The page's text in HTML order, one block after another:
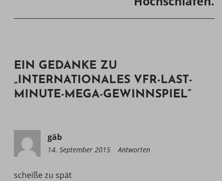
EIN GEDANKE ZU
„INTERNATIONALES VFR-LAST-
MINUTE-MEGA-GEWINNSPIEL“
gäb
14. September 2015 21:57
Antworten
scheiße zu spät